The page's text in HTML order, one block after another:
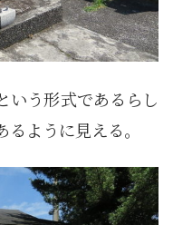
う形式であるらし
ように見える。